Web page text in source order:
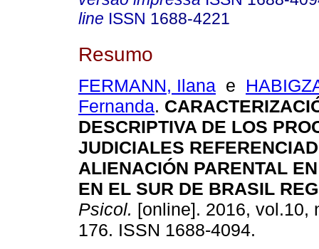
line ISSN 1688-4221
Resumo
FERMANN, Ilana e
Fernanda.
DESCRIPTIVA DE LOS
JUDICIALES
ALIENACIÓN PARENTAL
EN EL SUR DE BRASIL
Psicol. [online]. 2016, vol.10,
176. ISSN 1688-4094.